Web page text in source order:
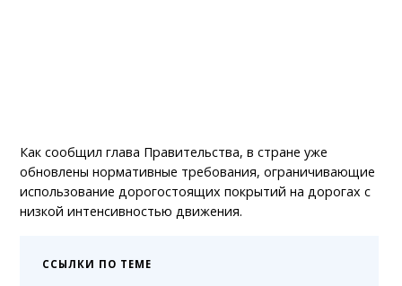
Как сообщил глава Правительства, в стране уже
обновлены нормативные требования, ограничивающие
использование дорогостоящих покрытий на дорогах с
низкой интенсивностью движения.
ССЫЛКИ ПО ТЕМЕ